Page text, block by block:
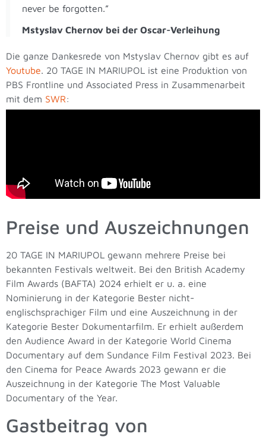
never be forgotten.”
Mstyslav Chernov bei der Oscar-Verleihung
Die ganze Dankesrede von Mstyslav Chernov gibt es auf
Youtube. 20 TAGE IN MARIUPOL ist eine Produktion von
PBS Frontline und Associated Press in Zusammenarbeit
mit dem SWR:
Preise und Auszeichnungen
20 TAGE IN MARIUPOL gewann mehrere Preise bei
bekannten Festivals weltweit. Bei den British Academy
Film Awards (BAFTA) 2024 erhielt er u. a. eine
Nominierung in der Kategorie Bester nicht-
englischsprachiger Film und eine Auszeichnung in der
Kategorie Bester Dokumentarfilm. Er erhielt außerdem
den Audience Award in der Kategorie World Cinema
Documentary auf dem Sundance Film Festival 2023. Bei
den Cinema for Peace Awards 2023 gewann er die
Auszeichnung in der Kategorie The Most Valuable
Documentary of the Year.
Gastbeitrag von